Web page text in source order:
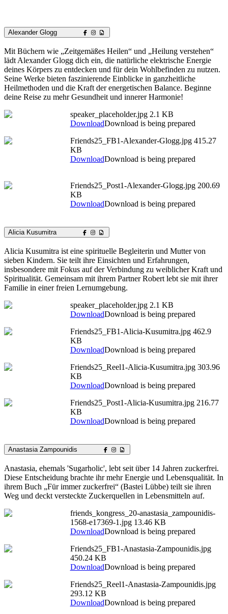
Alexander Glogg
Mit Büchern wie „Zeitgemäßes Heilen“ und „Heilung verstehen“
lädt Alexander Glogg dich ein, die natürliche elektrische Energie
deines Körpers zu entdecken und für dein Wohlbefinden zu nutzen.
Seine Werke bieten faszinierende Einblicke in ganzheitliche
Heilmethoden und die Kraft der energetischen Balance. Beginne
deine Reise zu mehr Gesundheit und innerer Harmonie!
speaker_placeholder.jpg 2.1 KB
DownloadDownload is being prepared
Friends25_FB1-Alexander-Glogg.jpg 415.27
KB
DownloadDownload is being prepared
Friends25_Post1-Alexander-Glogg.jpg 200.69
KB
DownloadDownload is being prepared
Alicia Kusumitra
Alicia Kusumitra ist eine spirituelle Begleiterin und Mutter von
sieben Kindern. Sie teilt ihre Einsichten und Erfahrungen,
insbesondere mit Fokus auf der Verbindung zu weiblicher Kraft und
Spiritualität. Gemeinsam mit ihrem Partner Robert lebt sie mit ihrer
Familie in einer freien Lernumgebung.
speaker_placeholder.jpg 2.1 KB
DownloadDownload is being prepared
Friends25_FB1-Alicia-Kusumitra.jpg 462.9
KB
DownloadDownload is being prepared
Friends25_Reel1-Alicia-Kusumitra.jpg 303.96
KB
DownloadDownload is being prepared
Friends25_Post1-Alicia-Kusumitra.jpg 216.77
KB
DownloadDownload is being prepared
Anastasia Zampounidis
Anastasia, ehemals 'Sugarholic', lebt seit über 14 Jahren zuckerfrei.
Diese Entscheidung brachte ihr mehr Energie und Lebensqualität. In
ihrem Buch „Für immer zuckerfrei“ (Bastei Lübbe) teilt sie ihren
Weg und deckt versteckte Zuckerquellen in Lebensmitteln auf.
friends_kongress_20-anastasia_zampounidis-
1568-e17369-1.jpg 13.46 KB
DownloadDownload is being prepared
Friends25_FB1-Anastasia-Zampounidis.jpg
450.24 KB
DownloadDownload is being prepared
Friends25_Reel1-Anastasia-Zampounidis.jpg
293.12 KB
DownloadDownload is being prepared